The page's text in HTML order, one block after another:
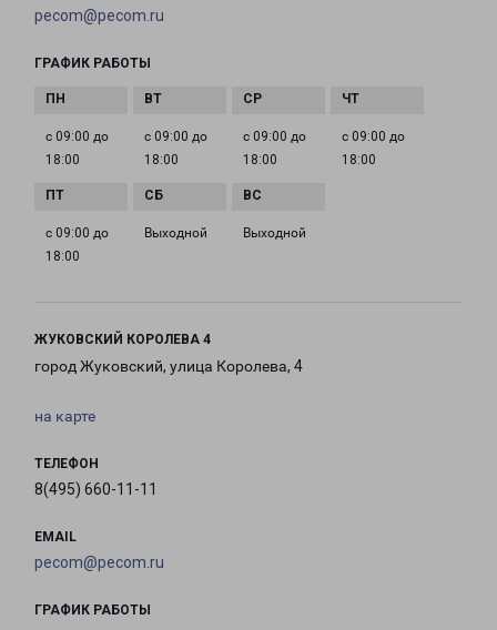
pecom@pecom.ru
ГРАФИК РАБОТЫ
с 09:00 до
18:00
с 09:00 до
18:00
с 09:00 до
18:00
с 09:00 до
18:00
с 09:00 до
18:00
Выходной Выходной
ЖУКОВСКИЙ КОРОЛЕВА 4
город Жуковский, улица Королева, 4
на карте
ТЕЛЕФОН
8(495) 660-11-11
EMAIL
pecom@pecom.ru
ГРАФИК РАБОТЫ